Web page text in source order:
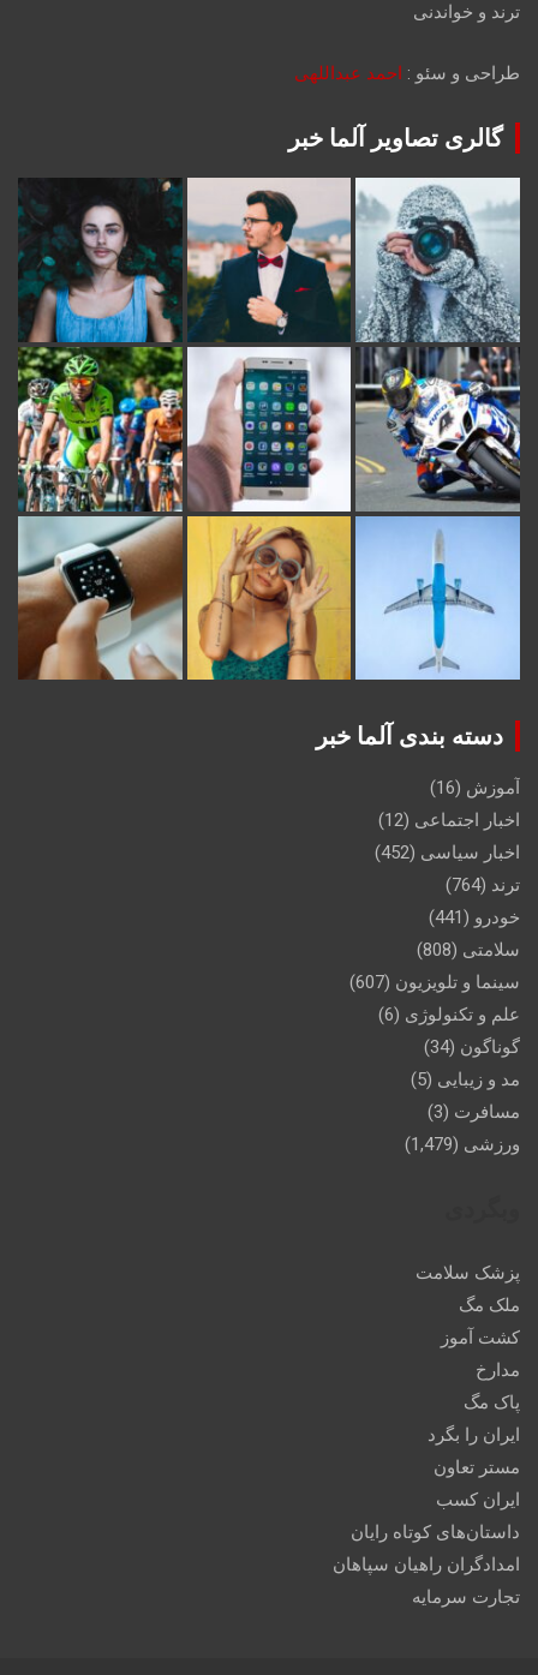
ترند و خواندنی
طراحی و سئو : احمد عبداللهی
گالری تصاویر آلما خبر
دسته بندی آلما خبر
آموزش (16)
اخبار اجتماعی (12)
اخبار سیاسی (452)
ترند (764)
خودرو (441)
سلامتی (808)
سینما و تلویزیون (607)
علم و تکنولوژی (6)
گوناگون (34)
مد و زیبایی (5)
مسافرت (3)
ورزشی (1,479)
پزشک سلامت
ملک مگ
کشت آموز
مدارخ
پاک مگ
ایران را بگرد
مستر تعاون
ایران کسب
داستان‌های کوتاه رایان
امدادگران راهیان سپاهان
تجارت سرمایه